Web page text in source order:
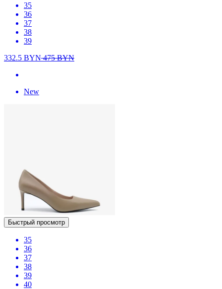
35
36
37
38
39
332.5 BYN475BYN
New
Быстрый просмотр
35
36
37
38
39
40